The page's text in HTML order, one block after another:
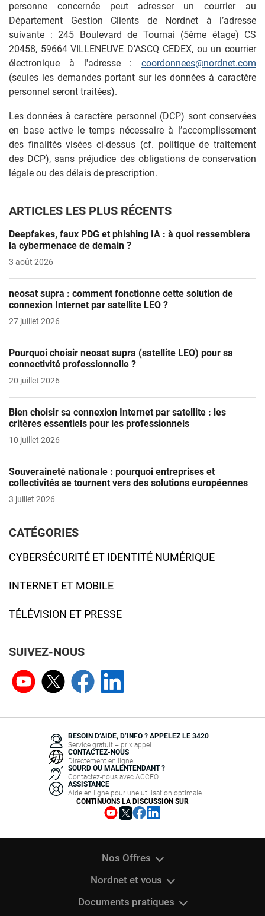
personne concernée peut adresser un courrier au
Département Gestion Clients de Nordnet à l’adresse
suivante : 245 Boulevard de Tournai (5ème étage) CS
20458, 59664 VILLENEUVE D’ASCQ CEDEX, ou un courrier
électronique à l'adresse : coordonnees@nordnet.com
(seules les demandes portant sur les données à caractère
personnel seront traitées).
Les données à caractère personnel (DCP) sont conservées
en base active le temps nécessaire à l’accomplissement
des finalités visées ci-dessus (cf. politique de traitement
des DCP), sans préjudice des obligations de conservation
légale ou des délais de prescription.
ARTICLES LES PLUS RÉCENTS
Deepfakes, faux PDG et phishing IA : à quoi ressemblera
la cybermenace de demain ?
3 août 2026
neosat supra : comment fonctionne cette solution de
connexion Internet par satellite LEO ?
27 juillet 2026
Pourquoi choisir neosat supra (satellite LEO) pour sa
connectivité professionnelle ?
20 juillet 2026
Bien choisir sa connexion Internet par satellite : les
critères essentiels pour les professionnels
10 juillet 2026
Souveraineté nationale : pourquoi entreprises et
collectivités se tournent vers des solutions européennes
3 juillet 2026
CATÉGORIES
CYBERSÉCURITÉ ET IDENTITÉ NUMÉRIQUE
INTERNET ET MOBILE
TÉLÉVISION ET PRESSE
SUIVEZ-NOUS